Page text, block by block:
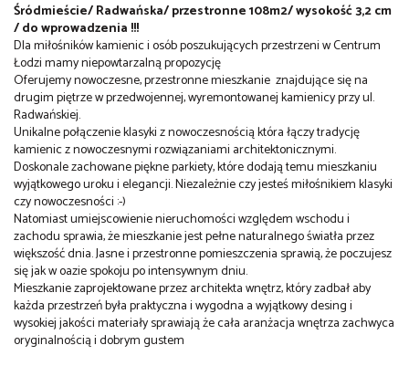
Śródmieście/ Radwańska/ przestronne 108m2/ wysokość 3,2 cm
/ do wprowadzenia !!!
Dla miłośników kamienic i osób poszukujących przestrzeni w Centrum
Łodzi mamy niepowtarzalną propozycję
Oferujemy nowoczesne, przestronne mieszkanie znajdujące się na
drugim piętrze w przedwojennej, wyremontowanej kamienicy przy ul.
Radwańskiej.
Unikalne połączenie klasyki z nowoczesnością która łączy tradycję
kamienic z nowoczesnymi rozwiązaniami architektonicznymi.
Doskonale zachowane piękne parkiety, które dodają temu mieszkaniu
wyjątkowego uroku i elegancji. Niezależnie czy jesteś miłośnikiem klasyki
czy nowoczesności :-)
Natomiast umiejscowienie nieruchomości względem wschodu i
zachodu sprawia, że mieszkanie jest pełne naturalnego światła przez
większość dnia. Jasne i przestronne pomieszczenia sprawią, że poczujesz
się jak w oazie spokoju po intensywnym dniu.
Mieszkanie zaprojektowane przez architekta wnętrz, który zadbał aby
każda przestrzeń była praktyczna i wygodna a wyjątkowy desing i
wysokiej jakości materiały sprawiają że cała aranżacja wnętrza zachwyca
oryginalnością i dobrym gustem